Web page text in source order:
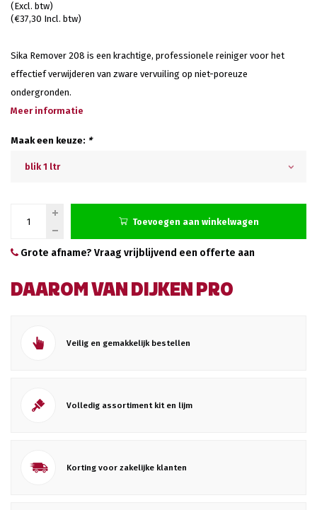
(Excl. btw)
(€37,30 Incl. btw)
Sika Remover 208 is een krachtige, professionele reiniger voor het
effectief verwijderen van zware vervuiling op niet-poreuze
ondergronden.
Meer informatie
Maak een keuze: *
blik 1 ltr
Toevoegen aan winkelwagen
Grote afname? Vraag vrijblijvend een offerte aan
DAAROM VAN DIJKEN PRO
Veilig en gemakkelijk bestellen
Volledig assortiment kit en lijm
Korting voor zakelijke klanten